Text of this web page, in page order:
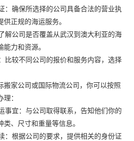
确保所选择的公司具备合法的营业执
正规的海运服务。
公司是否覆盖从武汉到澳大利亚的海
力和资源。
较不同公司的报价和服务内容，选择
搬家公司或国际物流公司，你可以按照
：
宜：与公司取得联系，告知他们你的
、尺寸和重量等信息。
根据公司的要求，提供相关的身份证